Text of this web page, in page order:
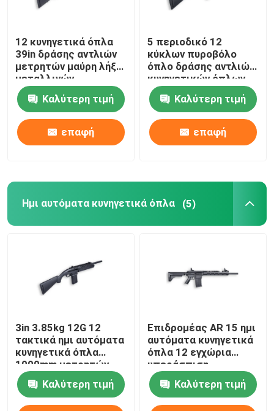
12 κυνηγετικά όπλα
39in δράσης αντλιών
μετρητών μαύρη λήξη
μεταλλινών
Καλύτερη τιμή
επαφή
5 περιοδικό 12
κύκλων πυροβόλο
όπλο δράσης αντλιών
κυνηγετικών όπλων
μετρητών CCVT12
Καλύτερη τιμή
επαφή
Ημι αυτόματα κυνηγετικά όπλα (5)
3in 3.85kg 12G 12
τακτικά ημι αυτόματα
κυνηγετικά όπλα
1000mm μετρητών
Καλύτερη τιμή
Επιδρομέας AR 15 ημι
αυτόματα κυνηγετικά
όπλα 12 εγχώρια
υπεράσπιση
κυνηγετικών όπλων
μετρητών ημι
αυτόματη τακτική
Καλύτερη τιμή